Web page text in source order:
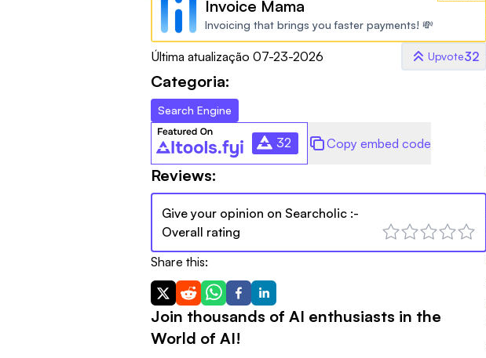
Invoice Mama
Invoicing that brings you faster payments! 💸
Última atualização 07-23-2026 Upvote32
Categoria:
Search Engine
32 Copy embed code
Reviews:
Give your opinion on Searcholic :-
Overall rating
Share this:
Join thousands of AI enthusiasts in the
World of AI!